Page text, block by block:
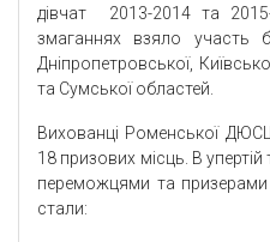
дівчат 2013-2014 та
змаганнях взяло участь
Дніпропетровської,
та Сумської областей.
Вихованці Роменської
18 призових місць. В
переможцями та призерами
стали: